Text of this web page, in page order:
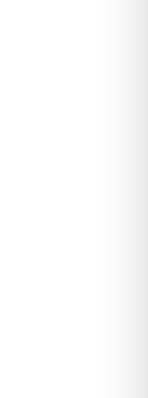
Ende an der
ist.
und
gerecht zu
von
wie Kühl-
macht sie
von
Auflieger